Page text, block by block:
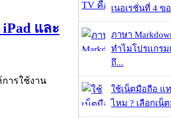
และ
การใช้งาน
เนอเรชั่นที่ 4 ข
ภาษา
ทำไมโปรแกรม
ถึ...
ใช้เน็ตมือถือ แ
ไหม ? เลือกเน็